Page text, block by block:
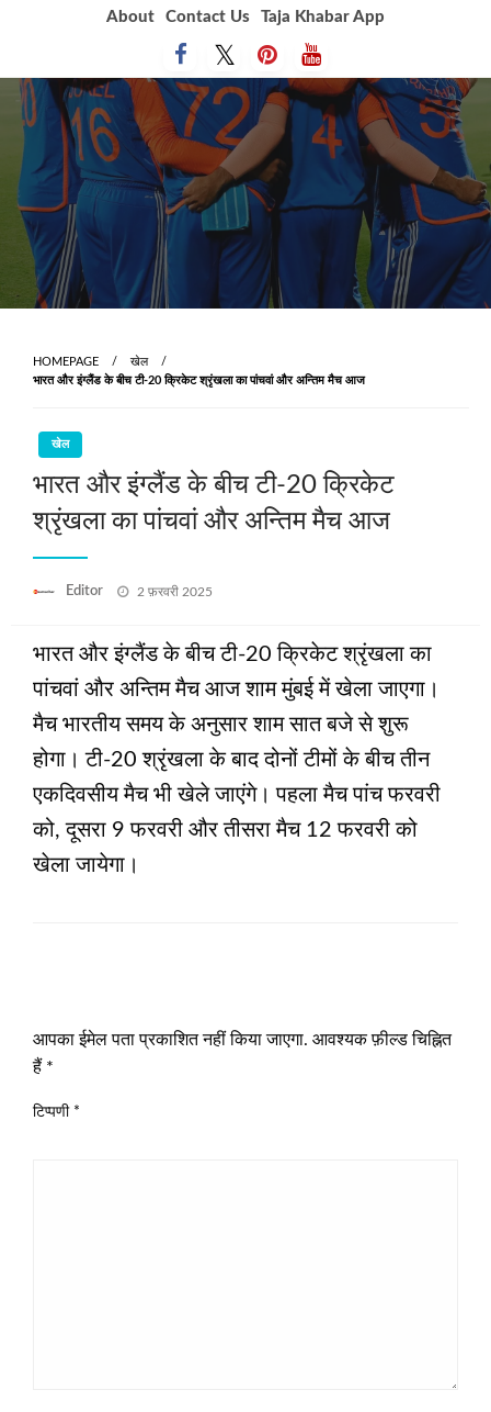
About Contact Us Taja Khabar App
HOMEPAGE
खेल
भारत और इंग्‍लैंड के बीच टी-20 क्रिकेट श्रृंखला का पांचवां और अन्तिम मैच आज
खेल
भारत और इंग्‍लैंड के बीच टी-20 क्रिकेट
श्रृंखला का पांचवां और अन्तिम मैच आज
Editor
Posted
2 फ़रवरी 2025
भारत और इंग्‍लैंड के बीच टी-20 क्रिकेट श्रृंखला का
पांचवां और अन्तिम मैच आज शाम मुंबई में खेला जाएगा।
मैच भारतीय समय के अनुसार शाम सात बजे से शुरू
होगा। टी-20 श्रृंखला के बाद दोनों टीमों के बीच तीन
एकदिवसीय मैच भी खेले जाएंगे। पहला मैच पांच फरवरी
को, दूसरा 9 फरवरी और तीसरा मैच 12 फरवरी को
खेला जायेगा।
आपका ईमेल पता प्रकाशित नहीं किया जाएगा. आवश्यक फ़ील्ड चिह्नित
हैं *
टिप्पणी *